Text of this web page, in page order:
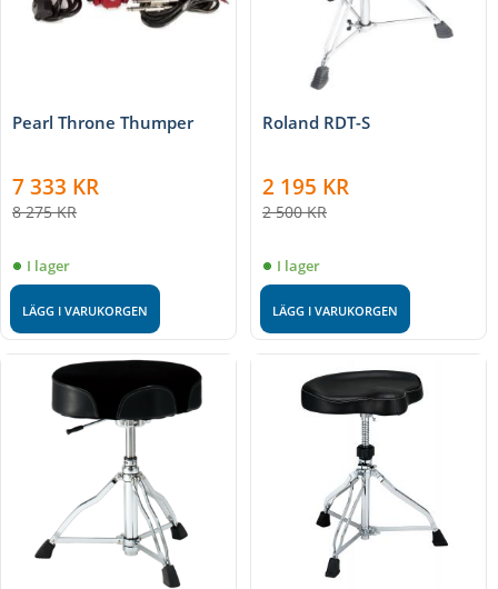
Pearl Throne Thumper
7 333 KR
8 275KR
I lager
LÄGG I VARUKORGEN
Roland RDT-S
2 195 KR
2 500KR
I lager
LÄGG I VARUKORGEN